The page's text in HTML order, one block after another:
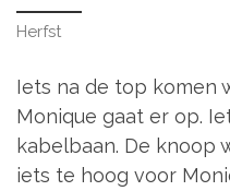
Herfst
Iets na de top komen
Monique gaat er op.
kabelbaan. De knoop
iets te hoog voor